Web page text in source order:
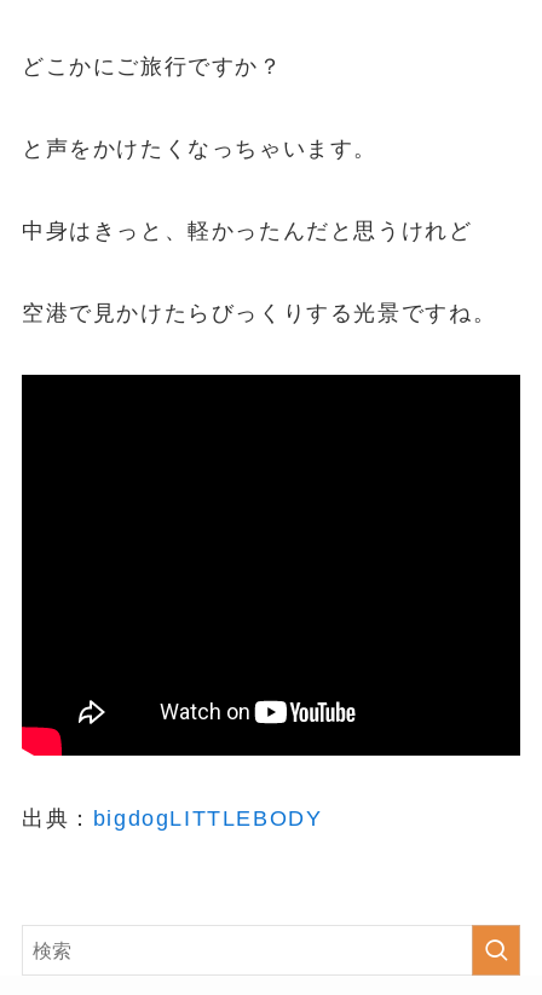
どこかにご旅行ですか？
と声をかけたくなっちゃいます。
中身はきっと、軽かったんだと思うけれど
空港で見かけたらびっくりする光景ですね。
出典： bigdogLITTLEBODY